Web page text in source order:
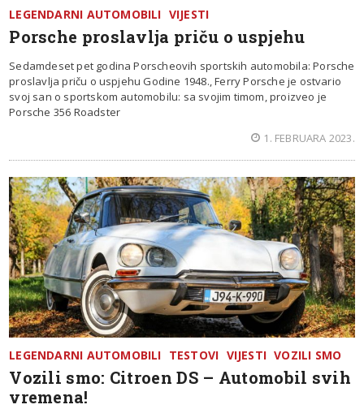
LEGENDARNI AUTOMOBILI VIJESTI
Porsche proslavlja priču o uspjehu
Sedamdeset pet godina Porscheovih sportskih automobila: Porsche
proslavlja priču o uspjehu Godine 1948., Ferry Porsche je ostvario
svoj san o sportskom automobilu: sa svojim timom, proizveo je
Porsche 356 Roadster
1. FEBRUARA 2023.
LEGENDARNI AUTOMOBILI TESTOVI VIJESTI VOZILI SMO
Vozili smo: Citroen DS – Automobil svih
vremena!